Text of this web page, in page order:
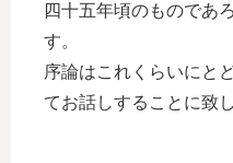
四十五年頃のものであ
す。
序論はこれくらいにと
てお話しすることに致